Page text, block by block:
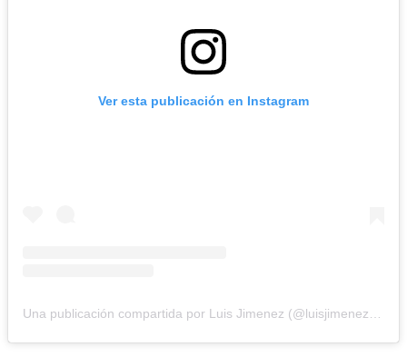
Ver esta publicación en Instagram
Una publicación compartida por Luis Jimenez (@luisjimenezok)